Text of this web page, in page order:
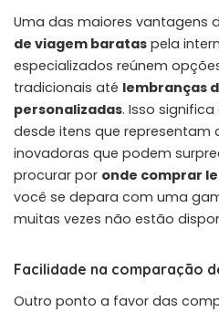
Uma das maiores vantagens
de viagem baratas pela
especializados reúnem
tradicionais até lembranças
personalizadas. Isso
desde itens que
inovadoras que podem
procurar por onde comprar
você se depara com uma
muitas vezes não estão
Facilidade na comparação
Outro ponto a favor das